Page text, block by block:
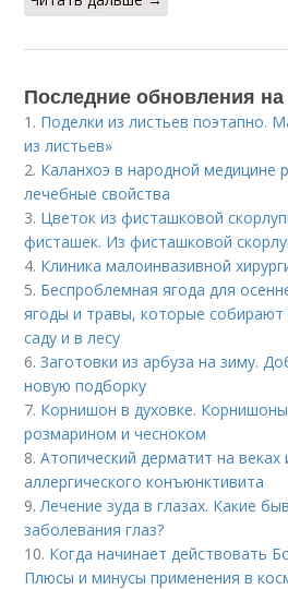
Последние обновления на
1. Поделки из листьев поэтапно.
из листьев»
2. Каланхоэ в народной медицине
лечебные свойства
3. Цветок из фисташковой
фисташек. Из фисташковой
4. Клиника малоинвазивной
5. Беспроблемная ягода для
ягоды и травы, которые
саду и в лесу
6.Заготовки из арбуза на зиму.
новую подборку
7. Корнишон в духовке.
розмарином и чесноком
8.Атопический дерматит на
аллергического конъюнктивита
9.Лечение зуда в глазах. Какие
заболевания глаз?
10. Когда начинает действовать
Плюсы и минусы применения в